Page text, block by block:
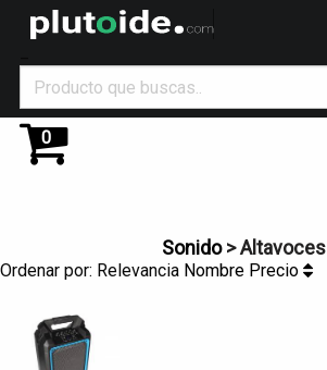
0
Sonido> Altavoces
Ordenar por: Relevancia Nombre Precio